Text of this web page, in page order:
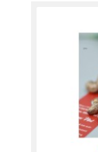
thân, bạn
có dám
không?
bạn không cố